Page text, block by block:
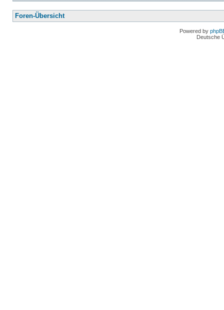
Foren-Übersicht
Powered by
Deutsche